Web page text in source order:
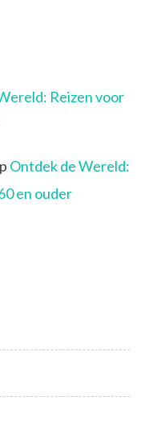
Reizen voor
Ontdek de Wereld:
en ouder